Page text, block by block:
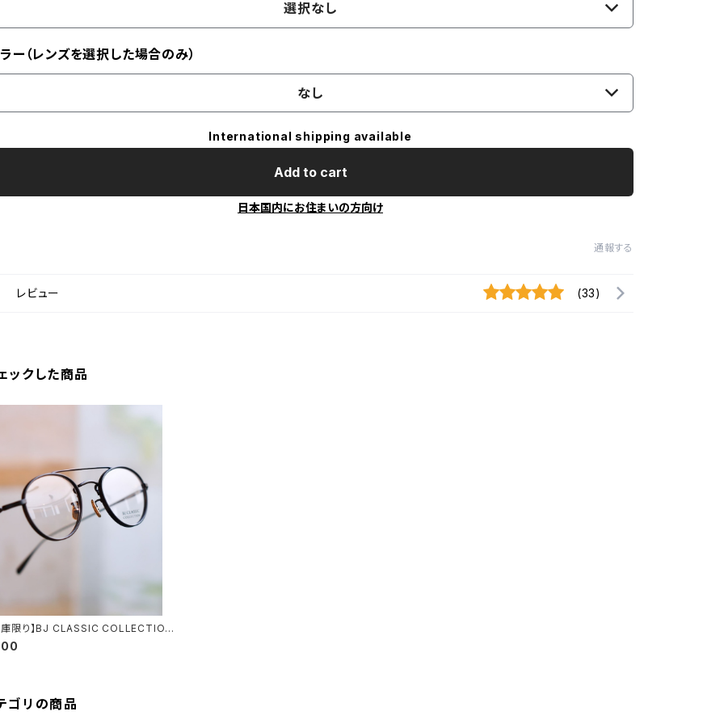
選択なし
ー（レンズを選択した場合のみ）
なし
International shipping available
Add to cart
日本国内にお住まいの方向け
通報する
レビュー (33)
ックした商品
庫限り】BJ CLASSIC COLLECTION
BJクラシック ツーブリッジ
ッジ
ゴリの商品